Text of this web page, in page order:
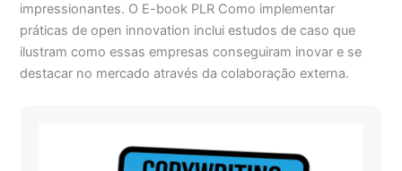
impressionantes. O E-book PLR Como implementar
práticas de open innovation inclui estudos de caso que
ilustram como essas empresas conseguiram inovar e se
destacar no mercado através da colaboração externa.